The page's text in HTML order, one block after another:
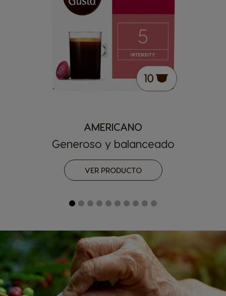
AMERICANO
Generoso y balanceado
VER PRODUCTO